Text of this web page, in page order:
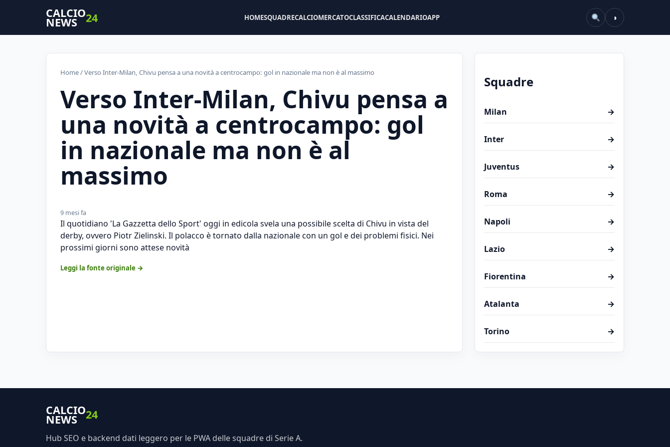
CALCIO
NEWS 24 HOMESQUADRECALCIOMERCATOCLASSIFICACALENDARIOAPP ◑
Home/ Verso Inter-Milan, Chivu pensa a una novità a centrocampo: gol in nazionale ma non è al massimo
Verso Inter-Milan, Chivu pensa a
una novità a centrocampo: gol
in nazionale ma non è al
massimo
9 mesi fa
Il quotidiano 'La Gazzetta dello Sport' oggi in edicola svela una possibile scelta di Chivu in vista del
derby, ovvero Piotr Zielinski. Il polacco è tornato dalla nazionale con un gol e dei problemi fisici. Nei
prossimi giorni sono attese novità
Leggi la fonte originale →
Squadre
Milan →
Inter →
Juventus →
Roma →
Napoli →
Lazio →
Fiorentina →
Atalanta →
Torino →
CALCIO
NEWS 24
Hub SEO e backend dati leggero per le PWA delle squadre di Serie A.